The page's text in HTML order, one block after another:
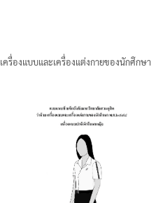
ดวก สนับสนุนการศึกษา
งชาติ
พร่อง
ติ
รื่องแบบและเครื่องแต่งกายของนักศึกษา